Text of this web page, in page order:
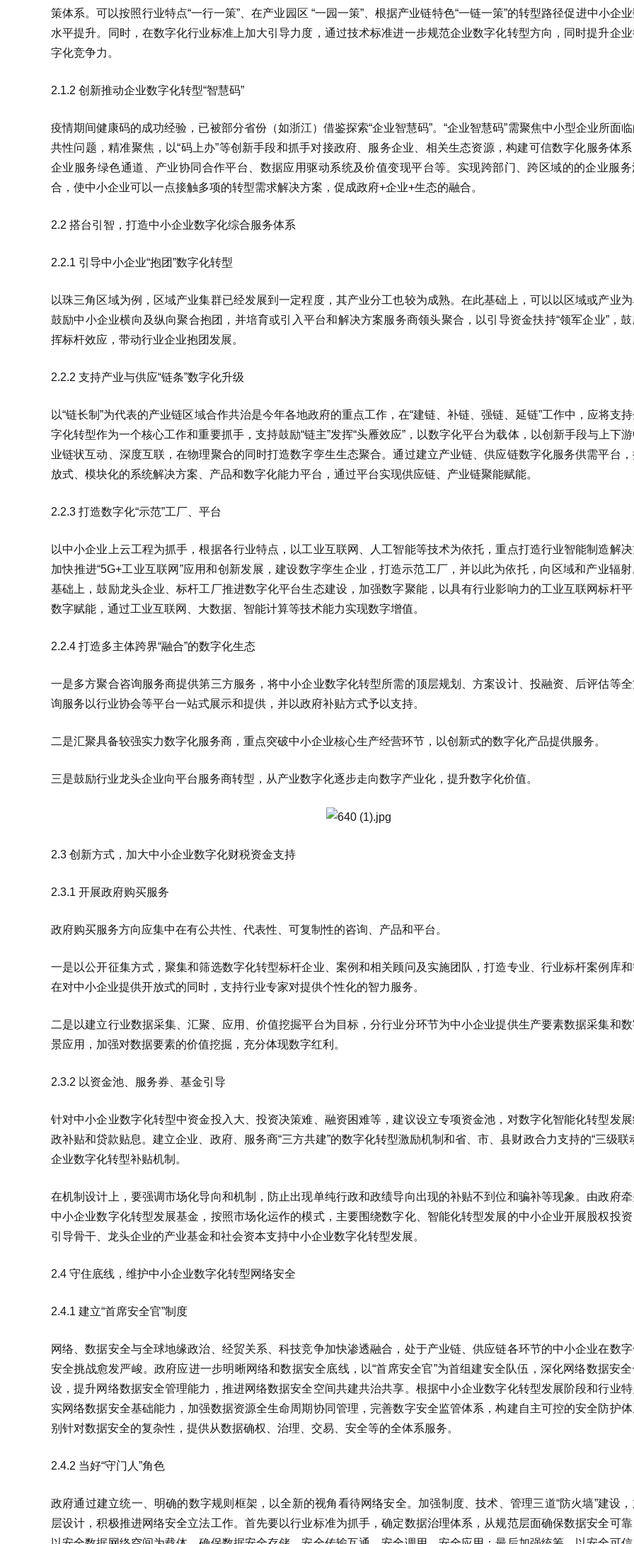
策体系。可以按照行业特点“一行一策”、在产业园区 “一园一策”、根据产业链特色“一链一策”的转型路径促进中小企
水平提升。同时，在数字化行业标准上加大引导力度，通过技术标准进一步规范企业数字化转型方向，同时提升企
字化竞争力。
2.1.2 创新推动企业数字化转型“智慧码”
疫情期间健康码的成功经验，已被部分省份（如浙江）借鉴探索“企业智慧码”。“企业智慧码”需聚焦中小型企业所面
共性问题，精准聚焦，以“码上办”等创新手段和抓手对接政府、服务企业、相关生态资源，构建可信数字化服务体
企业服务绿色通道、产业协同合作平台、数据应用驱动系统及价值变现平台等。实现跨部门、跨区域的的企业服
合，使中小企业可以一点接触多项的转型需求解决方案，促成政府+企业+生态的融合。
2.2 搭台引智，打造中小企业数字化综合服务体系
2.2.1 引导中小企业“抱团”数字化转型
以珠三角区域为例，区域产业集群已经发展到一定程度，其产业分工也较为成熟。在此基础上，可以以区域或产业
鼓励中小企业横向及纵向聚合抱团，并培育或引入平台和解决方案服务商领头聚合，以引导资金扶持“领军企业”，
挥标杆效应，带动行业企业抱团发展。
2.2.2 支持产业与供应“链条”数字化升级
以“链长制”为代表的产业链区域合作共治是今年各地政府的重点工作，在“建链、补链、强链、延链”工作中，应将支
字化转型作为一个核心工作和重要抓手，支持鼓励“链主”发挥“头雁效应”，以数字化平台为载体，以创新手段与上下
业链状互动、深度互联，在物理聚合的同时打造数字孪生生态聚合。通过建立产业链、供应链数字化服务供需平台
放式、模块化的系统解决方案、产品和数字化能力平台，通过平台实现供应链、产业链聚能赋能。
2.2.3 打造数字化“示范”工厂、平台
以中小企业上云工程为抓手，根据各行业特点，以工业互联网、人工智能等技术为依托，重点打造行业智能制造解
加快推进“5G+工业互联网”应用和创新发展，建设数字孪生企业，打造示范工厂，并以此为依托，向区域和产业辐
基础上，鼓励龙头企业、标杆工厂推进数字化平台生态建设，加强数字聚能，以具有行业影响力的工业互联网标杆
数字赋能，通过工业互联网、大数据、智能计算等技术能力实现数字增值。
2.2.4 打造多主体跨界“融合”的数字化生态
一是多方聚合咨询服务商提供第三方服务，将中小企业数字化转型所需的顶层规划、方案设计、投融资、后评估等
询服务以行业协会等平台一站式展示和提供，并以政府补贴方式予以支持。
二是汇聚具备较强实力数字化服务商，重点突破中小企业核心生产经营环节，以创新式的数字化产品提供服务。
三是鼓励行业龙头企业向平台服务商转型，从产业数字化逐步走向数字产业化，提升数字化价值。
2.3 创新方式，加大中小企业数字化财税资金支持
2.3.1 开展政府购买服务
政府购买服务方向应集中在有公共性、代表性、可复制性的咨询、产品和平台。
一是以公开征集方式，聚集和筛选数字化转型标杆企业、案例和相关顾问及实施团队，打造专业、行业标杆案例库
在对中小企业提供开放式的同时，支持行业专家对提供个性化的智力服务。
二是以建立行业数据采集、汇聚、应用、价值挖掘平台为目标，分行业分环节为中小企业提供生产要素数据采集和
景应用，加强对数据要素的价值挖掘，充分体现数字红利。
2.3.2 以资金池、服务券、基金引导
针对中小企业数字化转型中资金投入大、投资决策难、融资困难等，建议设立专项资金池，对数字化智能化转型发
政补贴和贷款贴息。建立企业、政府、服务商“三方共建”的数字化转型激励机制和省、市、县财政合力支持的“三级联
企业数字化转型补贴机制。
在机制设计上，要强调市场化导向和机制，防止出现单纯行政和政绩导向出现的补贴不到位和骗补等现象。由政府
中小企业数字化转型发展基金，按照市场化运作的模式，主要围绕数字化、智能化转型发展的中小企业开展股权投
引导骨干、龙头企业的产业基金和社会资本支持中小企业数字化转型发展。
2.4 守住底线，维护中小企业数字化转型网络安全
2.4.1 建立“首席安全官”制度
网络、数据安全与全球地缘政治、经贸关系、科技竞争加快渗透融合，处于产业链、供应链各环节的中小企业在数
安全挑战愈发严峻。政府应进一步明晰网络和数据安全底线，以“首席安全官”为首组建安全队伍，深化网络数据安
设，提升网络数据安全管理能力，推进网络数据安全空间共建共治共享。根据中小企业数字化转型发展阶段和行业
实网络数据安全基础能力，加强数据资源全生命周期协同管理，完善数字安全监管体系，构建自主可控的安全防护
别针对数据安全的复杂性，提供从数据确权、治理、交易、安全等的全体系服务。
2.4.2 当好“守门人”角色
政府通过建立统一、明确的数字规则框架，以全新的视角看待网络安全。加强制度、技术、管理三道“防火墙”建设
层设计，积极推进网络安全立法工作。首先要以行业标准为抓手，确定数据治理体系，从规范层面确保数据安全可